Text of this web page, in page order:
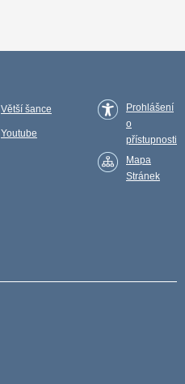
Větší šance
Youtube
Prohlášení
o
přístupnosti
Mapa
Stránek